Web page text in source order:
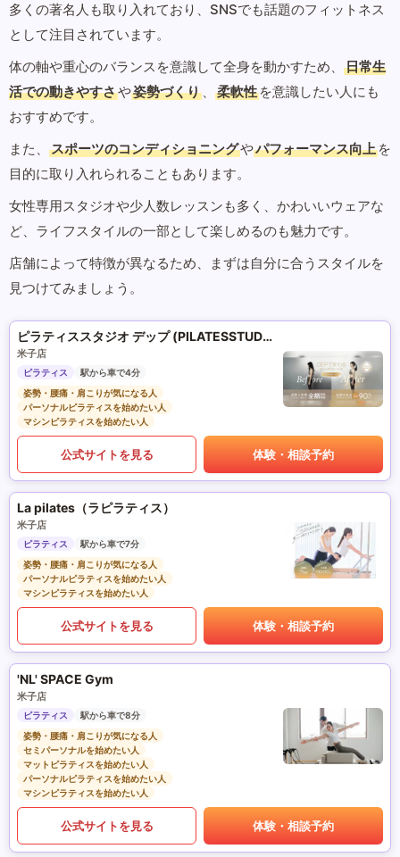
多くの著名人も取り入れており、SNSでも話題のフィットネス
として注目されています。
体の軸や重心のバランスを意識して全身を動かすため、
日常生
活での動きやすさや姿勢づくり 、 柔軟性 を意識したい人にも
おすすめです。
また、
スポーツのコンディショニングやパフォーマンス向上 を
目的に取り入れられることもあります。
女性専用スタジオや少人数レッスンも多く、かわいいウェアな
ど、ライフスタイルの一部として楽しめるのも魅力です。
店舗によって特徴が異なるため、まずは自分に合うスタイルを
見つけてみましょう。
ピラティススタジオ デップ (PILATESSTUDIO DEP)
米子店
ピラティス
駅から車で4分
姿勢・腰痛・肩こりが気になる人
パーソナルピラティスを始めたい人
マシンピラティスを始めたい人
公式サイトを見る 体験・相談予約
La pilates（ラピラティス）
米子店
ピラティス
駅から車で7分
姿勢・腰痛・肩こりが気になる人
パーソナルピラティスを始めたい人
マシンピラティスを始めたい人
公式サイトを見る 体験・相談予約
'NL' SPACE Gym
米子店
ピラティス
駅から車で8分
姿勢・腰痛・肩こりが気になる人
セミパーソナルを始めたい人
マットピラティスを始めたい人
パーソナルピラティスを始めたい人
マシンピラティスを始めたい人
公式サイトを見る 体験・相談予約